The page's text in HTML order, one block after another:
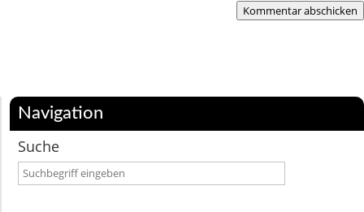
Kommentar abschicken
Navigation
Suche